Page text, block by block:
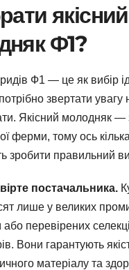
якісний
Ф1?
Ф1 — це як вибір
звертати увагу
Якісний молодняк —
ферми, тому ось
зробити правильний
постачальника.
лише у великих
перевірених
Вони гарантують
матеріалу та